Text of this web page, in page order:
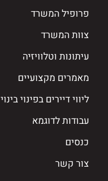
פרופיל המשרד
צוות המשרד
עיתונות וטלוויזיה
מאמרים מקצועיים
ליווי דיירים בפינוי בינוי
עבודות לדוגמא
כנסים
צור קשר